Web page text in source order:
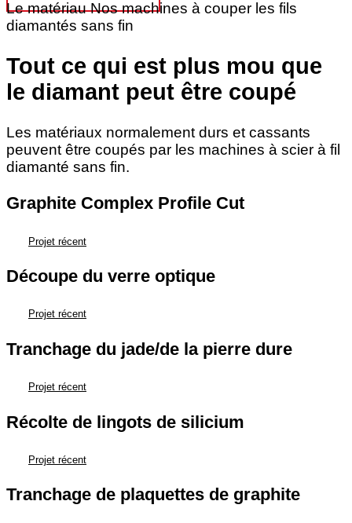
Le matériau Nos machines à couper les fils
diamantés sans fin
Tout ce qui est plus mou que
le diamant peut être coupé
Les matériaux normalement durs et cassants
peuvent être coupés par les machines à scier à fil
diamanté sans fin.
Graphite Complex Profile Cut
Projet récent
Découpe du verre optique
Projet récent
Tranchage du jade/de la pierre dure
Projet récent
Récolte de lingots de silicium
Projet récent
Tranchage de plaquettes de graphite